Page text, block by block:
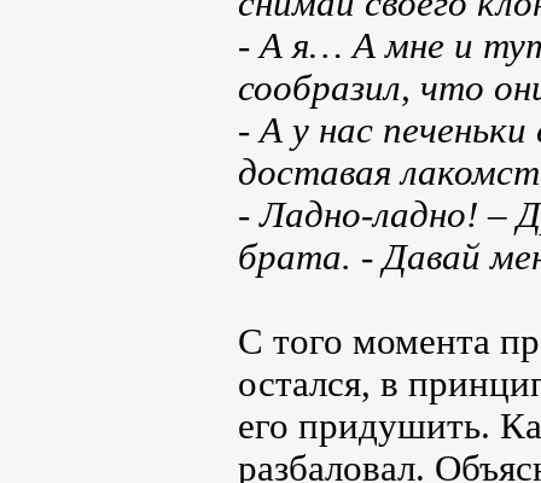
- А я… А мне и
сообразил, что
- А у нас
доставая
- Ладно-ладно! –
брата. - Давай
С того момента
остался, в
его придушить.
разбаловал.